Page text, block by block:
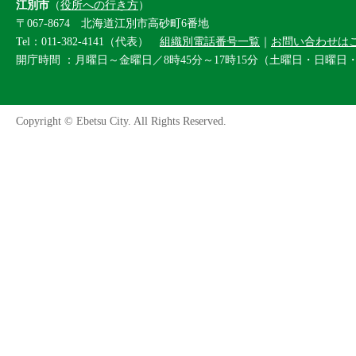
江別市 （役所への行き方）
〒067-8674 北海道江別市高砂町6番地
Tel：011-382-4141（代表） 組織別電話番号一覧 ｜ お問い合わせは
開庁時間 ：月曜日～金曜日／8時45分～17時15分（土曜日・日曜日
Copyright © Ebetsu City. All Rights Reserved.